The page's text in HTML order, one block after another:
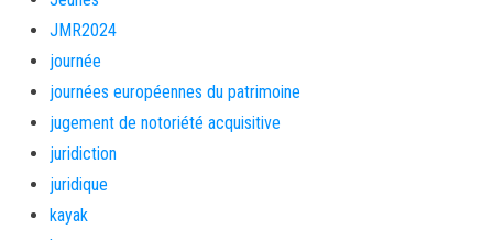
JMR2024
journée
journées européennes du patrimoine
jugement de notoriété acquisitive
juridiction
juridique
kayak